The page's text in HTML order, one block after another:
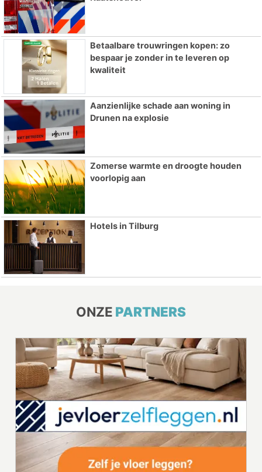
Betaalbare trouwringen kopen: zo
bespaar je zonder in te leveren op
kwaliteit
Aanzienlijke schade aan woning in
Drunen na explosie
Zomerse warmte en droogte houden
voorlopig aan
Hotels in Tilburg
ONZE PARTNERS